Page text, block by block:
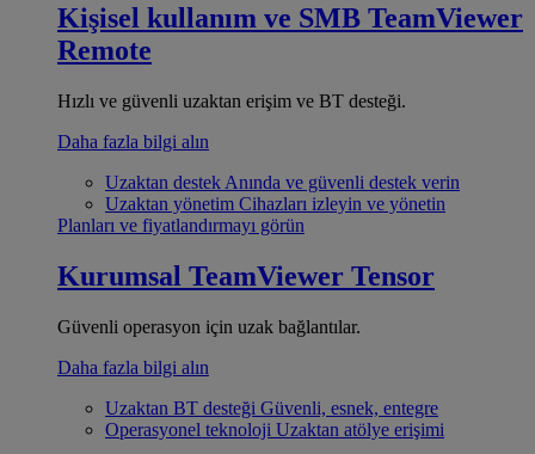
Kişisel kullanım ve SMB TeamViewer
Remote
Hızlı ve güvenli uzaktan erişim ve BT desteği.
Daha fazla bilgi alın
Uzaktan destek Anında ve güvenli destek verin
Uzaktan yönetim Cihazları izleyin ve yönetin
Planları ve fiyatlandırmayı görün
Kurumsal TeamViewer Tensor
Güvenli operasyon için uzak bağlantılar.
Daha fazla bilgi alın
Uzaktan BT desteği Güvenli, esnek, entegre
Operasyonel teknoloji Uzaktan atölye erişimi